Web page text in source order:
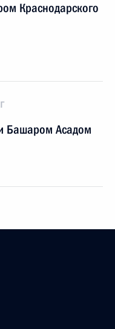
Краснодарского
Башаром Асадом